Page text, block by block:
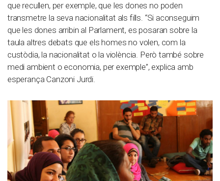
que recullen, per exemple, que les dones no poden
transmetre la seva nacionalitat als fills. “Si aconseguim
que les dones arribin al Parlament, es posaran sobre la
taula altres debats que els homes no volen, com la
custòdia, la nacionalitat o la violència. Però també sobre
medi ambient o economia, per exemple”, explica amb
esperança Canzoni Jurdi.